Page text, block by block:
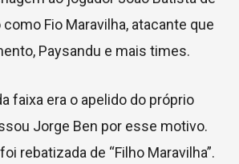
Fio Maravilha, atacante que
Paysandu e mais times.
faixa era o apelido do próprio
Jorge Ben por esse motivo.
rebatizada de “Filho Maravilha”.